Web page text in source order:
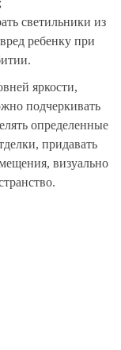
светильники из
ребенку при
яркости,
подчеркивать
определенные
придавать
визуально